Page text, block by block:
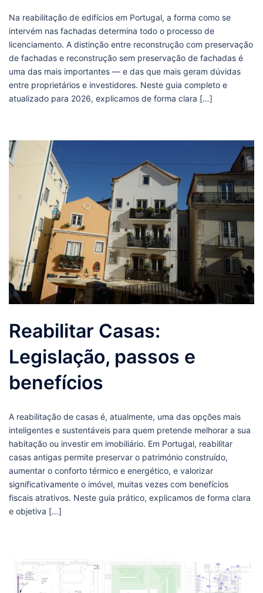
Na reabilitação de edifícios em Portugal, a forma como se
intervém nas fachadas determina todo o processo de
licenciamento. A distinção entre reconstrução com preservação
de fachadas e reconstrução sem preservação de fachadas é
uma das mais importantes — e das que mais geram dúvidas
entre proprietários e investidores. Neste guia completo e
atualizado para 2026, explicamos de forma clara […]
Reabilitar Casas:
Legislação, passos e
benefícios
A reabilitação de casas é, atualmente, uma das opções mais
inteligentes e sustentáveis para quem pretende melhorar a sua
habitação ou investir em imobiliário. Em Portugal, reabilitar
casas antigas permite preservar o património construído,
aumentar o conforto térmico e energético, e valorizar
significativamente o imóvel, muitas vezes com benefícios
fiscais atrativos. Neste guia prático, explicamos de forma clara
e objetiva […]